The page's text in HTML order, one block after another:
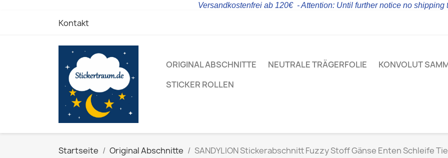
Versandkostenfrei ab 120€ - Attention: Until further notice no shipping
Kontakt
ORIGINAL ABSCHNITTE NEUTRALE TRÄGERFOLIE KONVOLUT
STICKER ROLLEN
Startseite Original Abschnitte SANDYLION Stickerabschnitt Fuzzy Stoff Gänse Enten Schleife